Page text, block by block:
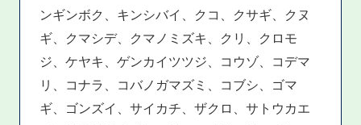
ンギンボク、キンシバイ、クコ、クサギ、クヌ
ギ、クマシデ、クマノミズキ、クリ、クロモ
ジ、ケヤキ、ゲンカイツツジ、コウゾ、コデマ
リ、コナラ、コバノガマズミ、コブシ、ゴマ
ギ、ゴンズイ、サイカチ、ザクロ、サトウカエ